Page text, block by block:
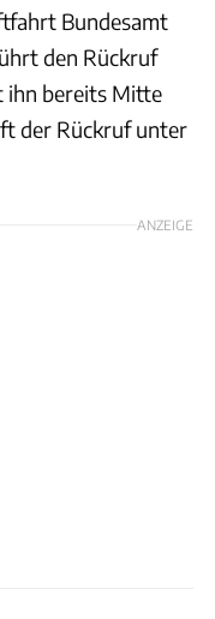
Bundesamt
den Rückruf
ihn bereits Mitte
der Rückruf unter
ANZEIGE